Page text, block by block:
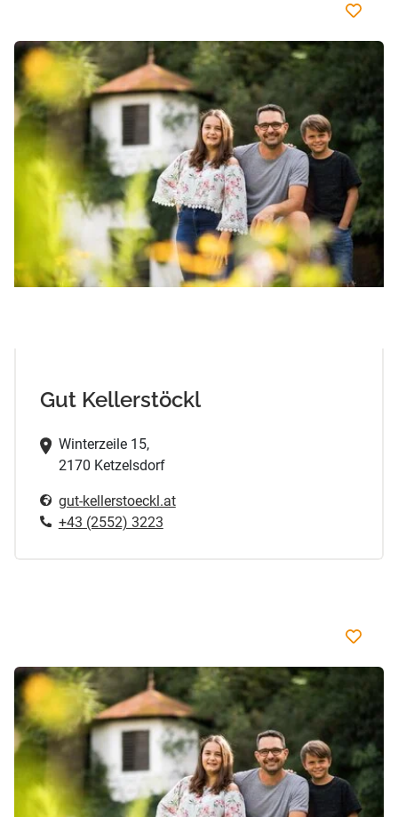
Gut Kellerstöckl
Winterzeile 15,
2170 Ketzelsdorf
gut-kellerstoeckl.at
+43 (2552) 3223